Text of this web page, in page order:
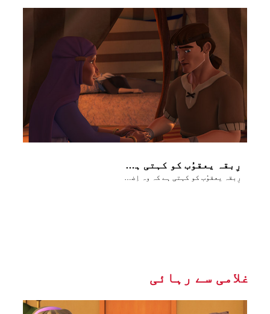
رِبقہ یعقوُب کو کہتی ہے کہ وہ اِضحاق سے عیسؤ کی بَرکات چوری کر لے
رِبقہ یعقوُب کو کہتی ہے کہ وہ اِضحاق سے عیسؤ کی بَرکات چوری کر لے
غلامی سے رہائی